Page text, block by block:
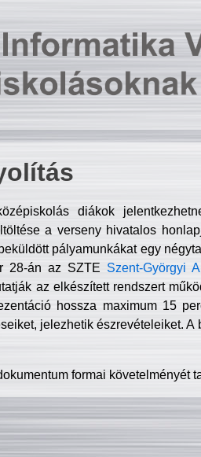
diákok
a verseny hivatalos
pályamunkákat egy
28-án az SZTE Szent-Györgyi
az elkészített rendszert
hossza maximum 15
jelezhetik észrevételeiket.
formai követelményét